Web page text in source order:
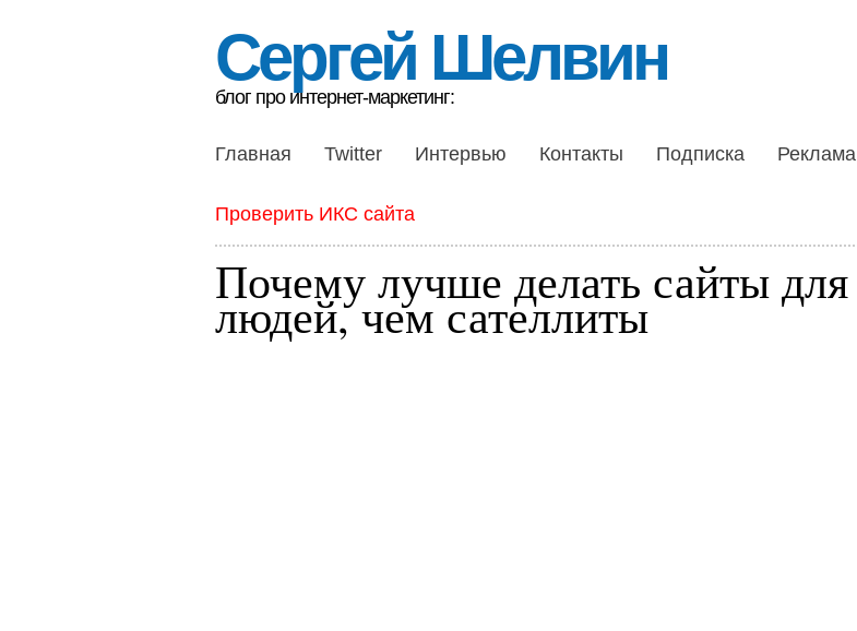
Сергей Шелвин
блог про интернет-маркетинг:
Главная Twitter Интервью Контакты Подписка Реклама
Проверить ИКС сайта
Почему лучше делать сайты для
людей, чем сателлиты